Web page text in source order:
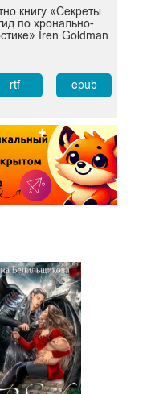
книгу «Секреты
по хронально-
Iren Goldman
rtf epub